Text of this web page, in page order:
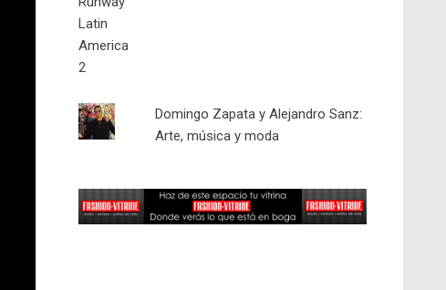
Domingo Zapata y Alejandro Sanz:
Arte, música y moda